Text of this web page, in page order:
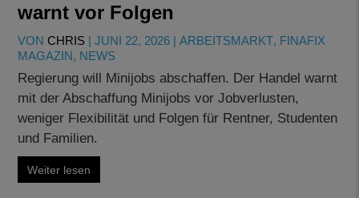
warnt vor Folgen
VONCHRIS |JUNI 22, 2026 |ARBEITSMARKT, FINAFIX
MAGAZIN, NEWS
Regierung will Minijobs abschaffen. Der Handel warnt
mit der Abschaffung Minijobs vor Jobverlusten,
weniger Flexibilität und Folgen für Rentner, Studenten
und Familien.
Weiter lesen